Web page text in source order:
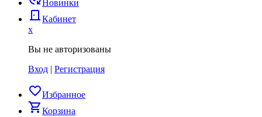
Новинки
door_back Кабинет
x
Вы не авторизованы
Вход | Регистрация
favorite_borderИзбранное
shopping_cartКорзина